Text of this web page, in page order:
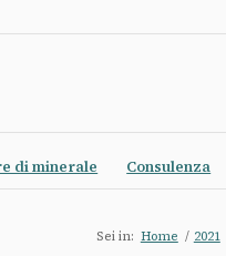
di minerale Consulenza
Sei in: Home / 2021